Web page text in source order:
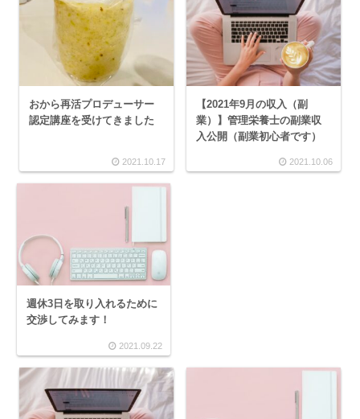
おから再活プロデューサー
認定講座を受けてきました
2021.10.17
【2021年9月の収入（副
業）】管理栄養士の副業収
入公開（副業初心者です）
2021.10.06
週休3日を取り入れるために
交渉してみます！
2021.09.22